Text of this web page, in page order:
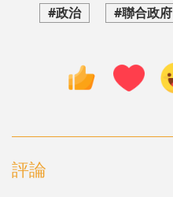
#政治
#聯合政府
評論